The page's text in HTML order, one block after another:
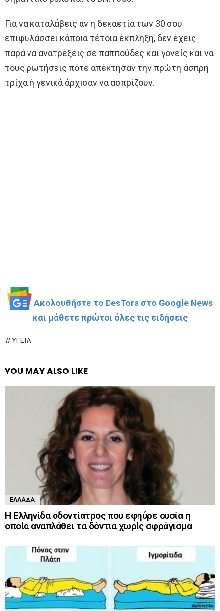
Για να καταλάβεις αν η δεκαετία των 30 σου
επιφυλάσσει κάποια τέτοια έκπληξη, δεν έχεις
παρά να ανατρέξεις σε παππούδες και γονείς και να
τους ρωτήσεις πότε απέκτησαν την πρώτη άσπρη
τρίχα ή γενικά άρχισαν να ασπρίζουν.
Ακολουθήστε το DesTora στο Google News
και μάθετε πρώτοι όλες τις ειδήσεις
ΥΓΕΊΑ
YOU MAY ALSO LIKE
ΕΛΛΆΔΑ
Η Ελληνίδα οδοντίατρος που εφηύρε ουσία η
οποία αναπλάθει τα δόντια χωρίς σφράγισμα